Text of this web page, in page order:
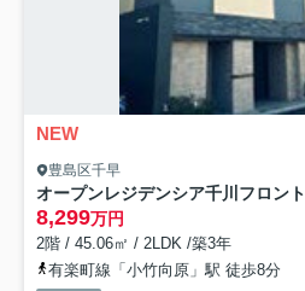
NEW
豊島区千早
オープンレジデンシア千川フロント
8,299万円
2階 / 45.06㎡ / 2LDK /築3年
有楽町線「小竹向原」駅 徒歩8分